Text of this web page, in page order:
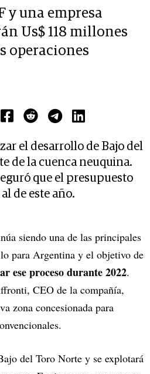
y una empresa
Us$ 118 millones
operaciones
el desarrollo de Bajo del
de la cuenca neuquina.
que el presupuesto
de este año.
siendo una de las principales
para Argentina y el objetivo de
ese proceso durante 2022.
CEO de la compañía,
zona concesionada para
del Toro Norte y se explotará